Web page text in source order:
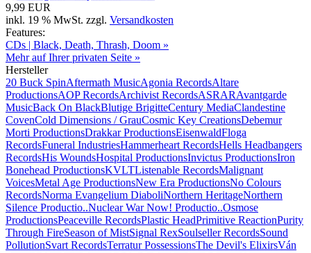
9,99 EUR
inkl. 19 % MwSt. zzgl. Versandkosten
Features:
CDs | Black, Death, Thrash, Doom »
Mehr auf Ihrer privaten Seite »
Hersteller
20 Buck SpinAftermath MusicAgonia RecordsAltare
ProductionsAOP RecordsArchivist RecordsASRARAvantgarde
MusicBack On BlackBlutige BrigitteCentury MediaClandestine
CovenCold Dimensions / GrauCosmic Key CreationsDebemur
Morti ProductionsDrakkar ProductionsEisenwaldFloga
RecordsFuneral IndustriesHammerheart RecordsHells Headbangers
RecordsHis WoundsHospital ProductionsInvictus ProductionsIron
Bonehead ProductionsKVLTListenable RecordsMalignant
VoicesMetal Age ProductionsNew Era ProductionsNo Colours
RecordsNorma Evangelium DiaboliNorthern HeritageNorthern
Silence Productio..Nuclear War Now! Productio..Osmose
ProductionsPeaceville RecordsPlastic HeadPrimitive ReactionPurity
Through FireSeason of MistSignal RexSoulseller RecordsSound
PollutionSvart RecordsTerratur PossessionsThe Devil's ElixirsVán